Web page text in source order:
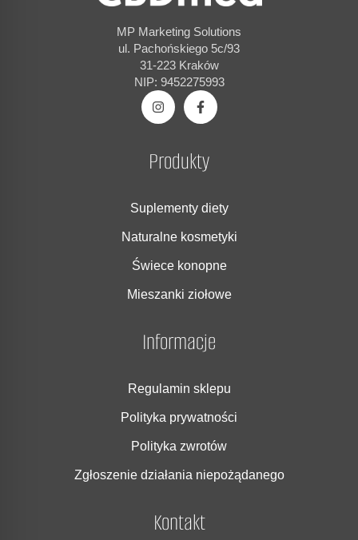
MP Marketing Solutions
ul. Pachońskiego 5c/93
31-223 Kraków
NIP: 9452275993
Produkty
Suplementy diety
Naturalne kosmetyki
Świece konopne
Mieszanki ziołowe
Informacje
Regulamin sklepu
Polityka prywatności
Polityka zwrotów
Zgłoszenie działania niepożądanego
Kontakt